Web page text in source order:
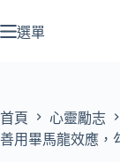
至
容
選單
首頁 心靈勵志
善用畢馬龍效應，